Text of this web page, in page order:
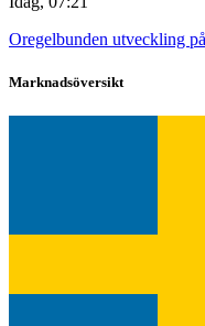
Oregelbunden utveckling
Marknadsöversikt